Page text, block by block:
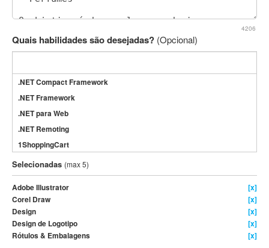
4206
Quais habilidades são desejadas? (Opcional)
.NET Compact Framework
.NET Framework
.NET para Web
.NET Remoting
1ShoppingCart
3DS Max
3GSM
4D Dimension
802.11
A&P
A-GPS
Selecionadas (max 5)
Adobe Illustrator
[x]
Corel Draw
[x]
Design
[x]
Design de Logotipo
[x]
Rótulos & Embalagens
[x]